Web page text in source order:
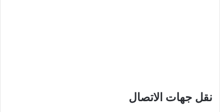
نقل جهات الاتصال